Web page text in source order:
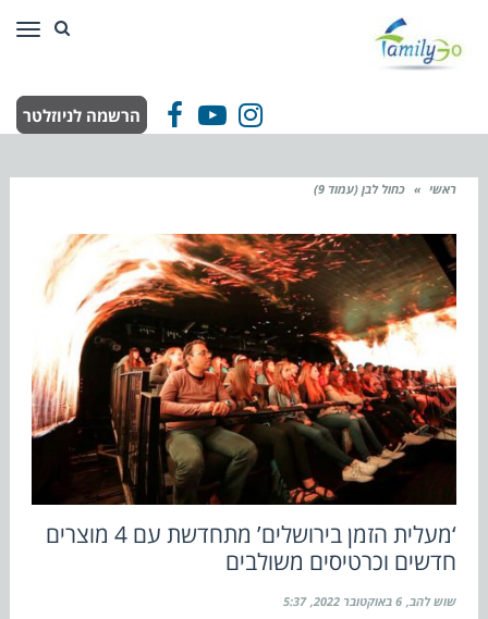
Facebook
YouTube
Instagram הרשמה לניוזלטר
ראשי » כחול לבן (עמוד 9)
‘מעלית הזמן בירושלים’ מתחדשת עם 4 מוצרים
חדשים וכרטיסים משולבים
שוש להב 6 באוקטובר 2022 5:37